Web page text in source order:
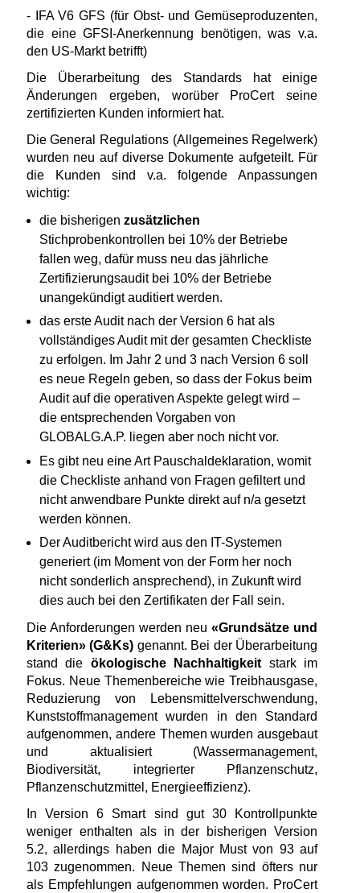
- IFA V6 GFS (für Obst- und Gemüseproduzenten,
die eine GFSI-Anerkennung benötigen, was v.a.
den US-Markt betrifft)
Die Überarbeitung des Standards hat einige
Änderungen ergeben, worüber ProCert seine
zertifizierten Kunden informiert hat.
Die General Regulations (Allgemeines Regelwerk)
wurden neu auf diverse Dokumente aufgeteilt. Für
die Kunden sind v.a. folgende Anpassungen
wichtig:
die bisherigen zusätzlichen
Stichprobenkontrollen bei 10% der Betriebe
fallen weg, dafür muss neu das jährliche
Zertifizierungsaudit bei 10% der Betriebe
unangekündigt auditiert werden.
das erste Audit nach der Version 6 hat als
vollständiges Audit mit der gesamten Checkliste
zu erfolgen. Im Jahr 2 und 3 nach Version 6 soll
es neue Regeln geben, so dass der Fokus beim
Audit auf die operativen Aspekte gelegt wird –
die entsprechenden Vorgaben von
GLOBALG.A.P. liegen aber noch nicht vor.
Es gibt neu eine Art Pauschaldeklaration, womit
die Checkliste anhand von Fragen gefiltert und
nicht anwendbare Punkte direkt auf n/a gesetzt
werden können.
Der Auditbericht wird aus den IT-Systemen
generiert (im Moment von der Form her noch
nicht sonderlich ansprechend), in Zukunft wird
dies auch bei den Zertifikaten der Fall sein.
Die Anforderungen werden neu«Grundsätze und
Kriterien» (G&Ks) genannt. Bei der Überarbeitung
stand die ökologische Nachhaltigkeit stark im
Fokus. Neue Themenbereiche wie Treibhausgase,
Reduzierung von Lebensmittelverschwendung,
Kunststoffmanagement wurden in den Standard
aufgenommen, andere Themen wurden ausgebaut
und aktualisiert (Wassermanagement,
Biodiversität, integrierter Pflanzenschutz,
Pflanzenschutzmittel, Energieeffizienz).
In Version 6 Smart sind gut 30 Kontrollpunkte
weniger enthalten als in der bisherigen Version
5.2, allerdings haben die Major Must von 93 auf
103 zugenommen. Neue Themen sind öfters nur
als Empfehlungen aufgenommen worden. ProCert